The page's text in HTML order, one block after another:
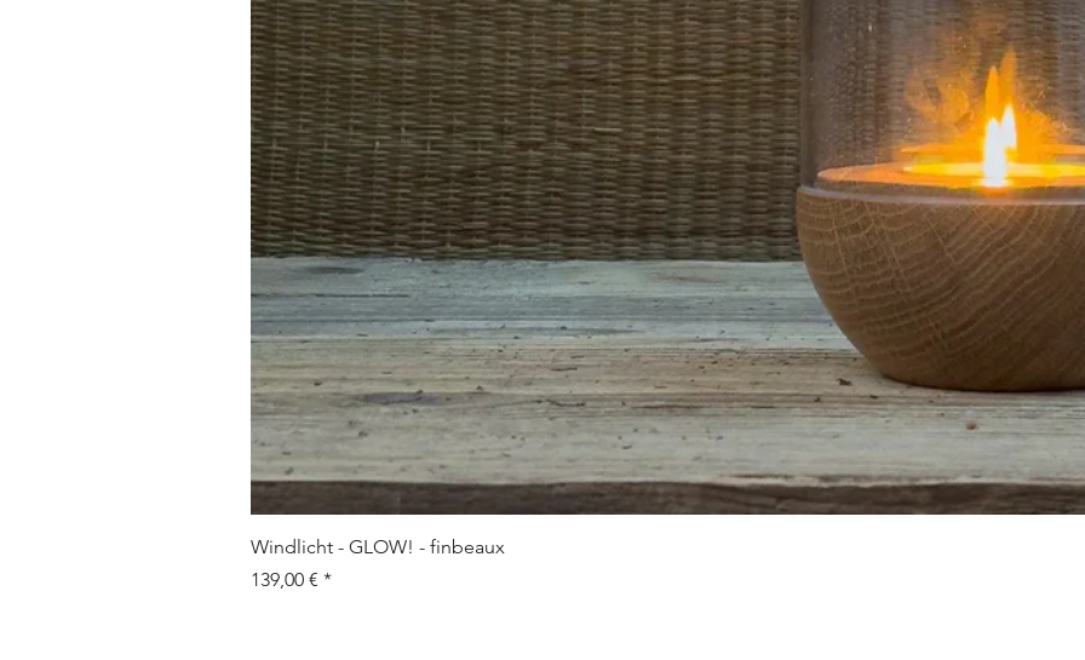
Windlicht - GLOW! - finbeaux
Prix
139,00 €